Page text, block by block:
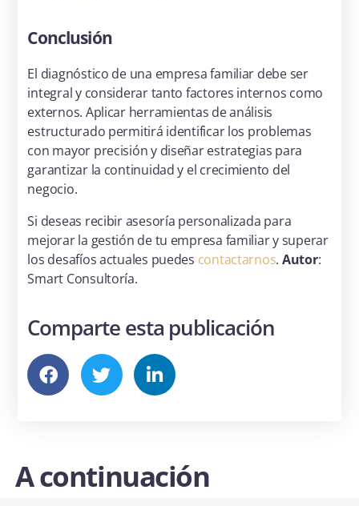
Conclusión
El diagnóstico de una empresa familiar debe ser
integral y considerar tanto factores internos como
externos. Aplicar herramientas de análisis
estructurado permitirá identificar los problemas
con mayor precisión y diseñar estrategias para
garantizar la continuidad y el crecimiento del
negocio.
Si deseas recibir asesoría personalizada para
mejorar la gestión de tu empresa familiar y superar
los desafíos actuales puedes contactarnos. Autor:
Smart Consultoría.
Comparte esta publicación
A continuación